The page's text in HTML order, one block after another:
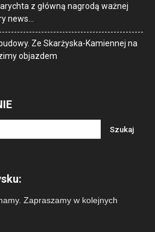
z główną nagrodą ważnej
news…
Ze Skarżyska-Kamiennej na
objazdem
Zapraszamy w kolejnych